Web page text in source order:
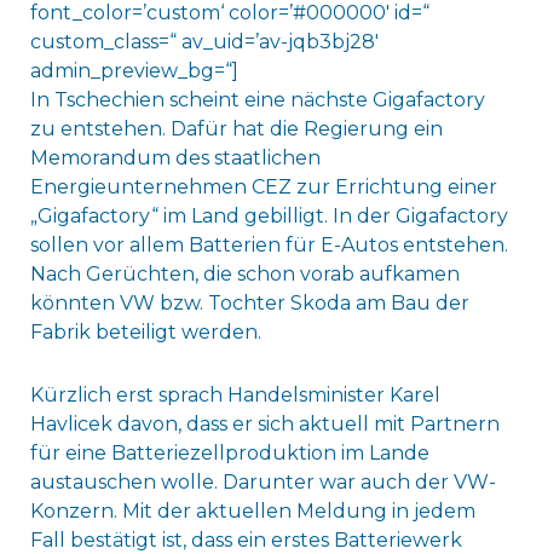
font_color=’custom‘ color=’#000000′ id=“
custom_class=“ av_uid=’av-jqb3bj28′
admin_preview_bg=“]
In Tschechien scheint eine nächste Gigafactory
zu entstehen. Dafür hat die Regierung ein
Memorandum des staatlichen
Energieunternehmen CEZ zur Errichtung einer
„Gigafactory“ im Land gebilligt. In der Gigafactory
sollen vor allem Batterien für E-Autos entstehen.
Nach Gerüchten, die schon vorab aufkamen
könnten VW bzw. Tochter Skoda am Bau der
Fabrik beteiligt werden.
Kürzlich erst sprach Handelsminister Karel
Havlicek davon, dass er sich aktuell mit Partnern
für eine Batteriezellproduktion im Lande
austauschen wolle. Darunter war auch der VW-
Konzern. Mit der aktuellen Meldung in jedem
Fall bestätigt ist, dass ein erstes Batteriewerk